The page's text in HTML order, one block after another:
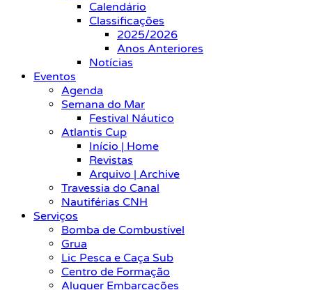
Calendário
Classificações
2025/2026
Anos Anteriores
Notícias
Eventos
Agenda
Semana do Mar
Festival Náutico
Atlantis Cup
Início | Home
Revistas
Arquivo | Archive
Travessia do Canal
Nautiférias CNH
Serviços
Bomba de Combustível
Grua
Lic Pesca e Caça Sub
Centro de Formação
Aluguer Embarcações